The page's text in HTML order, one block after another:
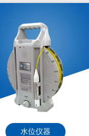
土壤检测仪器